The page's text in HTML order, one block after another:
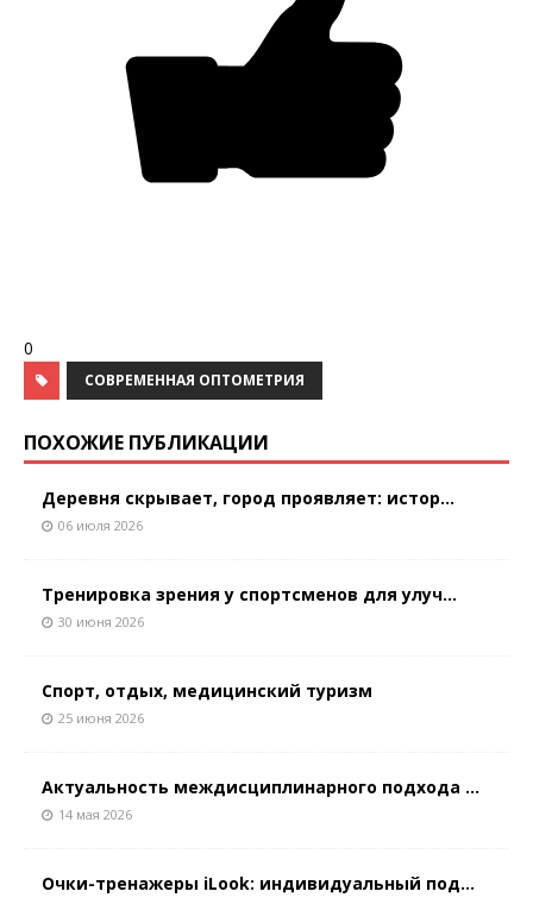
0
СОВРЕМЕННАЯ ОПТОМЕТРИЯ
ПОХОЖИЕ ПУБЛИКАЦИИ
Деревня скрывает, город проявляет: истор...
06 июля 2026
Тренировка зрения у спортсменов для улуч...
30 июня 2026
Спорт, отдых, медицинский туризм
25 июня 2026
Актуальность междисциплинарного подхода ...
14 мая 2026
Очки-тренажеры iLook: индивидуальный под...